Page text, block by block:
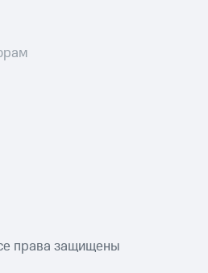
права защищены